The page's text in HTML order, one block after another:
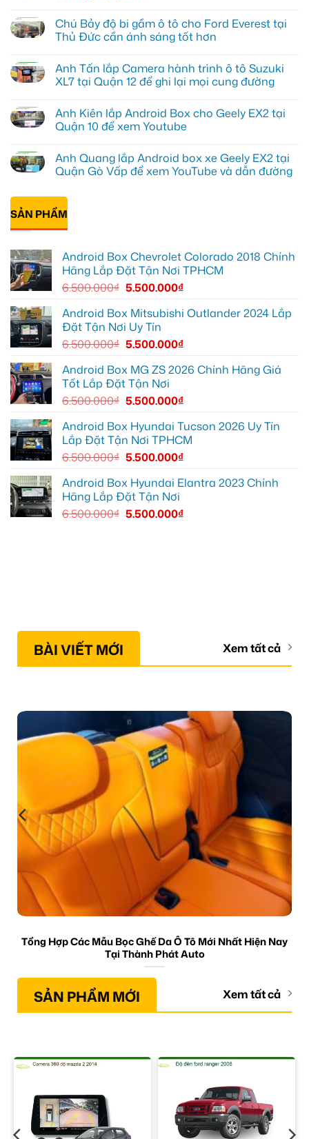
bình
luận
ở
lắp
Android
box
tại
Quận
1,
giải
trí
Chú Bảy độ bi gầm ô tô cho Ford Everest tại
Thủ Đức cần ánh sáng tốt hơn
bình
luận
ở
độ
bi
gầm
cho
Ford
Everest
Đức
cần
ánh
sáng
Anh Tấn lắp Camera hành trình ô tô Suzuki
XL7 tại Quận 12 để ghi lại mọi cung đường
bình
luận
ở
lắp
Camera
hành
Suzuki
XL7
tại
ghi
mọi
cung
Anh Kiên lắp Android Box cho Geely EX2 tại
Quận 10 để xem Youtube
bình
luận
ở
Android
Box
cho
tại
Quận
xem
Anh Quang lắp Android box xe Geely EX2 tại
Quận Gò Vấp để xem YouTube và dẫn đường
có
luận
ở
Anh
Android
box
Geely
EX2
Quận
Gò
Vấp
xem
dẫn
đường
SẢN PHẨM
Android Box Chevrolet Colorado 2018 Chính
Hãng Lắp Đặt Tận Nơi TPHCM
6.500.000₫ 5.500.000₫
Android Box Mitsubishi Outlander 2024 Lắp
Đặt Tận Nơi Uy Tín
6.500.000₫ 5.500.000₫
Android Box MG ZS 2026 Chính Hãng Giá
Tốt Lắp Đặt Tận Nơi
6.500.000₫ 5.500.000₫
Android Box Hyundai Tucson 2026 Uy Tín
Lắp Đặt Tận Nơi TPHCM
6.500.000₫ 5.500.000₫
Android Box Hyundai Elantra 2023 Chính
Hãng Lắp Đặt Tận Nơi
6.500.000₫ 5.500.000₫
BÀI VIẾT MỚI Xem tất cả
Tổng Hợp Các Mẫu Bọc Ghế Da Ô Tô Mới Nhất Hiện Nay
Tại Thành Phát Auto
SẢN PHẨM MỚI Xem tất cả